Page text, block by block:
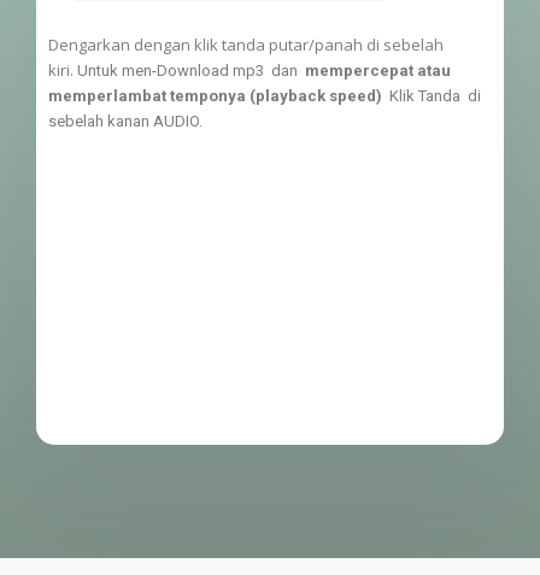
Dengarkan dengan klik tanda putar/panah di sebelah
kiri. Untuk men-Download mp3 dan mempercepat atau
memperlambat temponya (playback speed) Klik Tanda di
sebelah kanan AUDIO.